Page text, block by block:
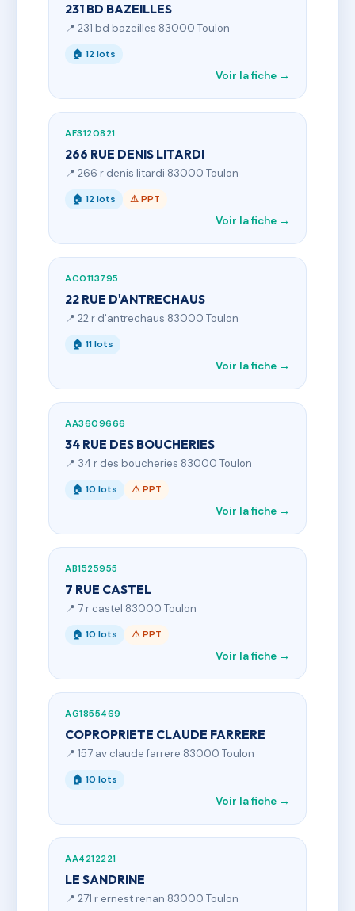
231 BD BAZEILLES
📍 231 bd bazeilles 83000 Toulon
🏠 12 lots
Voir la fiche →
AF3120821
266 RUE DENIS LITARDI
📍 266 r denis litardi 83000 Toulon
🏠 12 lots ⚠ PPT
Voir la fiche →
AC0113795
22 RUE D'ANTRECHAUS
📍 22 r d'antrechaus 83000 Toulon
🏠 11 lots
Voir la fiche →
AA3609666
34 RUE DES BOUCHERIES
📍 34 r des boucheries 83000 Toulon
🏠 10 lots ⚠ PPT
Voir la fiche →
AB1525955
7 RUE CASTEL
📍 7 r castel 83000 Toulon
🏠 10 lots ⚠ PPT
Voir la fiche →
AG1855469
COPROPRIETE CLAUDE FARRERE
📍 157 av claude farrere 83000 Toulon
🏠 10 lots
Voir la fiche →
AA4212221
LE SANDRINE
📍 271 r ernest renan 83000 Toulon